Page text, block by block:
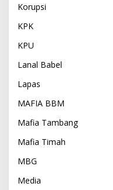
Korupsi
KPK
KPU
Lanal Babel
Lapas
MAFIA BBM
Mafia Tambang
Mafia Timah
MBG
Media